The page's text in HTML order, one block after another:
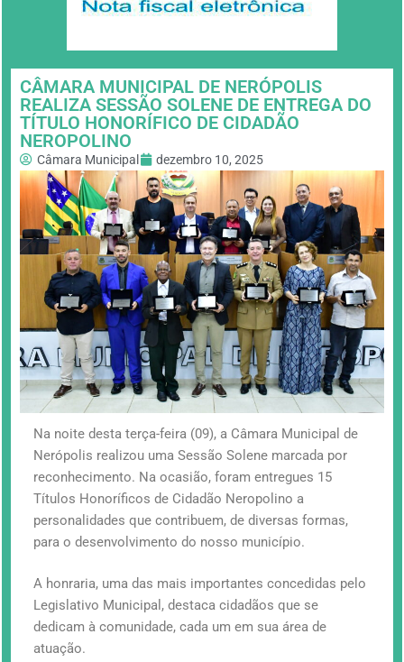
CÂMARA MUNICIPAL DE NERÓPOLIS
REALIZA SESSÃO SOLENE DE ENTREGA DO
TÍTULO HONORÍFICO DE CIDADÃO
NEROPOLINO
Câmara Municipal dezembro 10, 2025
Na noite desta terça-feira (09), a Câmara Municipal de
Nerópolis realizou uma Sessão Solene marcada por
reconhecimento. Na ocasião, foram entregues 15
Títulos Honoríficos de Cidadão Neropolino a
personalidades que contribuem, de diversas formas,
para o desenvolvimento do nosso município.
A honraria, uma das mais importantes concedidas pelo
Legislativo Municipal, destaca cidadãos que se
dedicam à comunidade, cada um em sua área de
atuação.